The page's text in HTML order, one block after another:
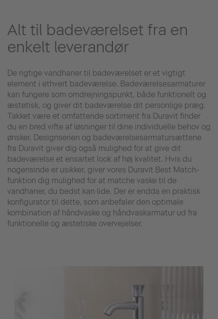
Alt til badeværelset fra en
enkelt leverandør
De rigtige vandhaner til badeværelset er et vigtigt
element i ethvert badeværelse. Badeværelsesarmaturer
kan fungere som omdrejningspunkt, både funktionelt og
æstetisk, og giver dit badeværelse dit personlige præg.
Takket være et omfattende sortiment fra Duravit finder
du en bred vifte af løsninger til dine individuelle behov og
ønsker. Designserien og badeværelsesarmatursættene
fra Duravit giver dig også mulighed for at give dit
badeværelse et ensartet look af høj kvalitet. Hvis du
nogensinde er usikker, giver vores Duravit Best Match-
funktion dig mulighed for at matche vaske til de
vandhaner, du bedst kan lide. Der er endda en praktisk
konfigurator til dette, som anbefaler den optimale
kombination af håndvaske og håndvaskarmatur ud fra
funktionelle og æstetiske overvejelser.